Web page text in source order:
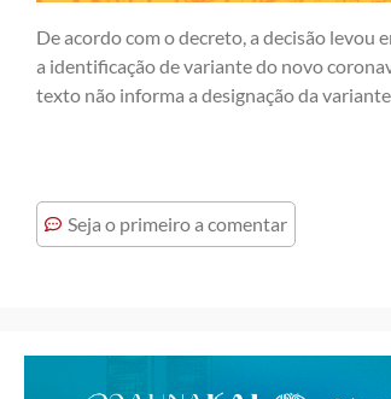
De acordo com o decreto, a decisão
a identificação de variante do novo
texto não informa a designação da
Seja o primeiro a comentar